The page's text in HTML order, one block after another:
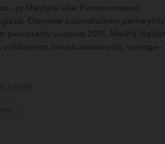
-ja lifestyle liike Punavuoressa,
Olemme suomalainen perheyritys
perustettu vuonna 2015. Meiltä löydät
valikoiman sisustustavaroita, vintage-